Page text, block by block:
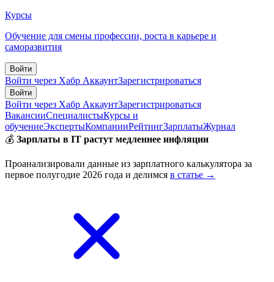
Курсы
Обучение для смены профессии, роста в карьере и
саморазвития
Войти
Войти через Хабр АккаунтЗарегистрироваться
Войти
Войти через Хабр АккаунтЗарегистрироваться
ВакансииСпециалистыКурсы и
обучениеЭкспертыКомпанииРейтингЗарплатыЖурнал
💰 Зарплаты в IT растут медленнее инфляции
Проанализировали данные из зарплатного калькулятора за
первое полугодие 2026 года и делимся в статье →